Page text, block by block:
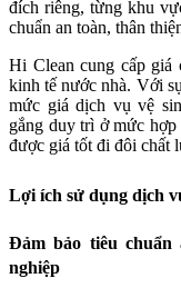
đích riêng, từng khu
chuẩn an toàn, thân
Hi Clean cung cấp giá
kinh tế nước nhà. Với
mức giá dịch vụ vệ
gắng duy trì ở mức
được giá tốt đi đôi chất
Lợi ích sử dụng dịch
Đảm bảo tiêu chuẩn
nghiệp